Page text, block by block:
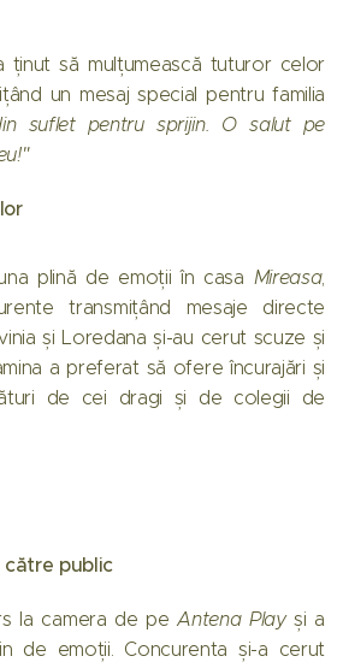
ținut să mulțumească tuturor celor
un mesaj special pentru familia
suflet pentru sprijin. O salut pe
plină de emoții în casa Mireasa,
transmițând mesaje directe
și Loredana și-au cerut scuze și
a preferat să ofere încurajări și
de cei dragi și de colegii de
către public
la camera de peAntena Playși a
de emoții. Concurenta și-a cerut